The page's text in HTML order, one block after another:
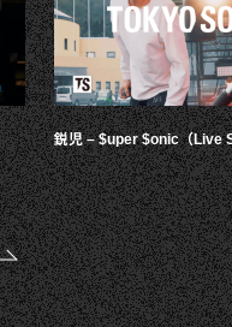
鋭児 – $uper $onic（Live